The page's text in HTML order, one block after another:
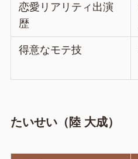
恋愛リアリティ出演
歴
得意なモテ技
たいせい（陸 大成）